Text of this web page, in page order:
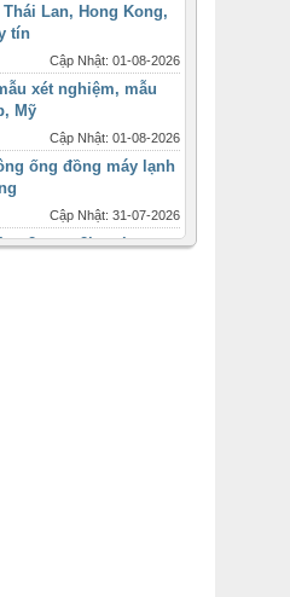
Lan, Hong Kong,
tín
Cập Nhật: 01-08-2026
xét nghiệm, mẫu
Mỹ
Cập Nhật: 01-08-2026
ống đồng máy lạnh
Cập Nhật: 31-07-2026
- 2ngựa 2hp - inverter